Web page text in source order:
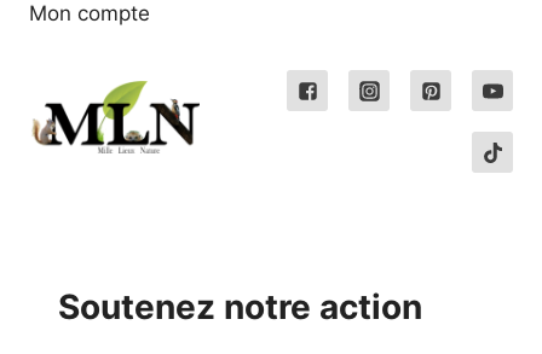
Mon compte
Soutenez notre action